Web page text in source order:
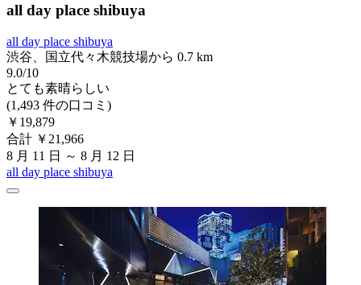
all day place shibuya
all day place shibuya
渋谷、国立代々木競技場から 0.7 km
9.0/10
とても素晴らしい
(1,493 件の口コミ)
￥19,879
合計 ￥21,966
8 月 11 日 ～ 8 月 12 日
all day place shibuya